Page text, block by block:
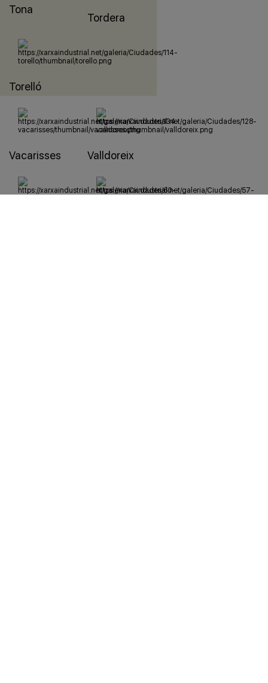
Tona
Tordera
Torelló
Vacarisses Valldoreix